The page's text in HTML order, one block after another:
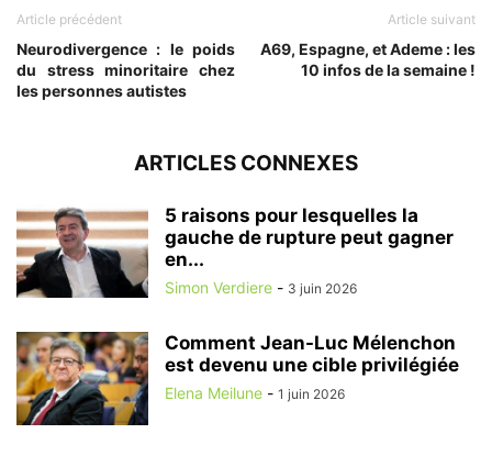
Article précédent
Neurodivergence : le poids
du stress minoritaire chez
les personnes autistes
Article suivant
A69, Espagne, et Ademe : les
10 infos de la semaine !
ARTICLES CONNEXES
5 raisons pour lesquelles la
gauche de rupture peut gagner
en...
Simon Verdiere - 3 juin 2026
Comment Jean-Luc Mélenchon
est devenu une cible privilégiée
Elena Meilune - 1 juin 2026